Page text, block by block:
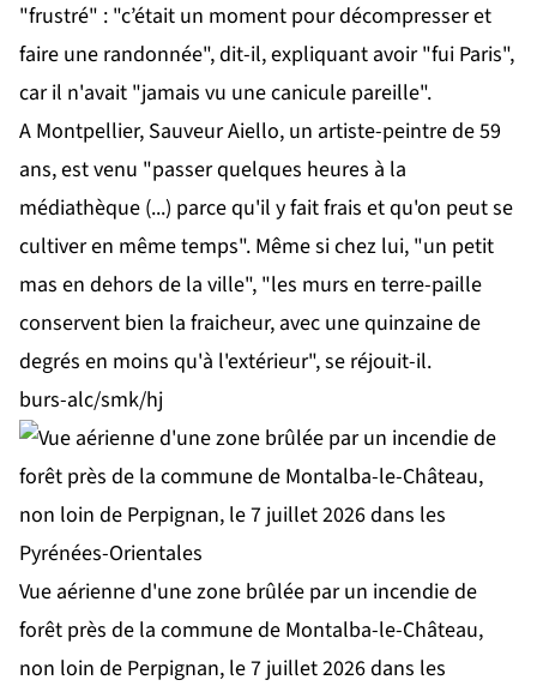
"frustré" : "c’était un moment pour décompresser et
faire une randonnée", dit-il, expliquant avoir "fui Paris",
car il n'avait "jamais vu une canicule pareille".
A Montpellier, Sauveur Aiello, un artiste-peintre de 59
ans, est venu "passer quelques heures à la
médiathèque (...) parce qu'il y fait frais et qu'on peut se
cultiver en même temps". Même si chez lui, "un petit
mas en dehors de la ville", "les murs en terre-paille
conservent bien la fraicheur, avec une quinzaine de
degrés en moins qu'à l'extérieur", se réjouit-il.
burs-alc/smk/hj
Vue aérienne d'une zone brûlée par un incendie de
forêt près de la commune de Montalba-le-Château,
non loin de Perpignan, le 7 juillet 2026 dans les